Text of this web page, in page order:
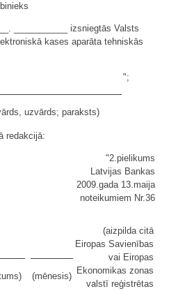
___________ izsniegtās Valsts
kases aparāta tehniskās
";
uzvārds; paraksts)
redakcijā:
"2.pielikums
Latvijas Bankas
2009.gada 13.maija
noteikumiem Nr.36
(aizpilda citā
Eiropas Savienības
vai Eiropas
Ekonomikas zonas
valstī reģistrētas
(mēnesis)